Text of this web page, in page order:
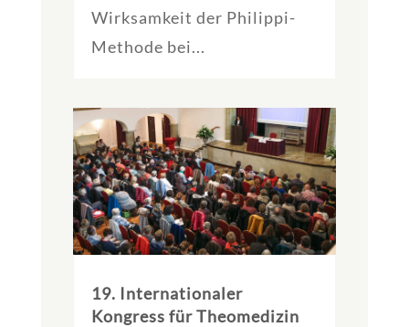
Wirksamkeit der Philippi-
Methode bei...
19. Internationaler
Kongress für Theomedizin